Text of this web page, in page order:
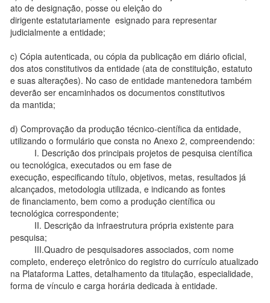
ato de designação, posse ou eleição do
dirigente estatutariamente esignado para representar
judicialmente a entidade;
c) Cópia autenticada, ou cópia da publicação em diário oficial,
dos atos constitutivos da entidade (ata de constituição, estatuto
e suas alterações). No caso de entidade mantenedora também
deverão ser encaminhados os documentos constitutivos
da mantida;
d) Comprovação da produção técnico-científica da entidade,
utilizando o formulário que consta no Anexo 2, compreendendo:
I. Descrição dos principais projetos de pesquisa científica
ou tecnológica, executados ou em fase de
execução, especificando título, objetivos, metas, resultados já
alcançados, metodologia utilizada, e indicando as fontes
de financiamento, bem como a produção científica ou
tecnológica correspondente;
II. Descrição da infraestrutura própria existente para
pesquisa;
III.Quadro de pesquisadores associados, com nome
completo, endereço eletrônico do registro do currículo atualizado
na Plataforma Lattes, detalhamento da titulação, especialidade,
forma de vínculo e carga horária dedicada à entidade.